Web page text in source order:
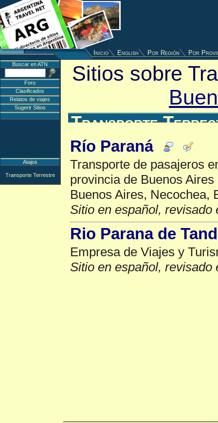
Inicio English Por Región Por
Sitios sobre
Transporte
Río Paraná
Transporte de pasajeros
provincia de Buenos
Buenos Aires, Necochea,
Sitio en español, revisado
Rio Parana de
Empresa de Viajes y
Sitio en español, revisado
Buscar en ATN
Foro
Clasificados
Relatos de viajes
Sugerir Sitios
Atajos
Transporte Terrestre